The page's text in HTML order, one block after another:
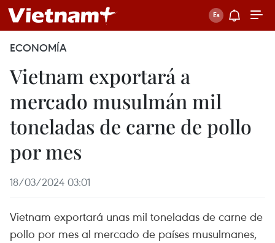
ECONOMÍA
Vietnam exportará a
mercado musulmán mil
toneladas de carne de pollo
por mes
18/03/2024 03:01
Vietnam exportará unas mil toneladas de carne de
pollo por mes al mercado de países musulmanes,